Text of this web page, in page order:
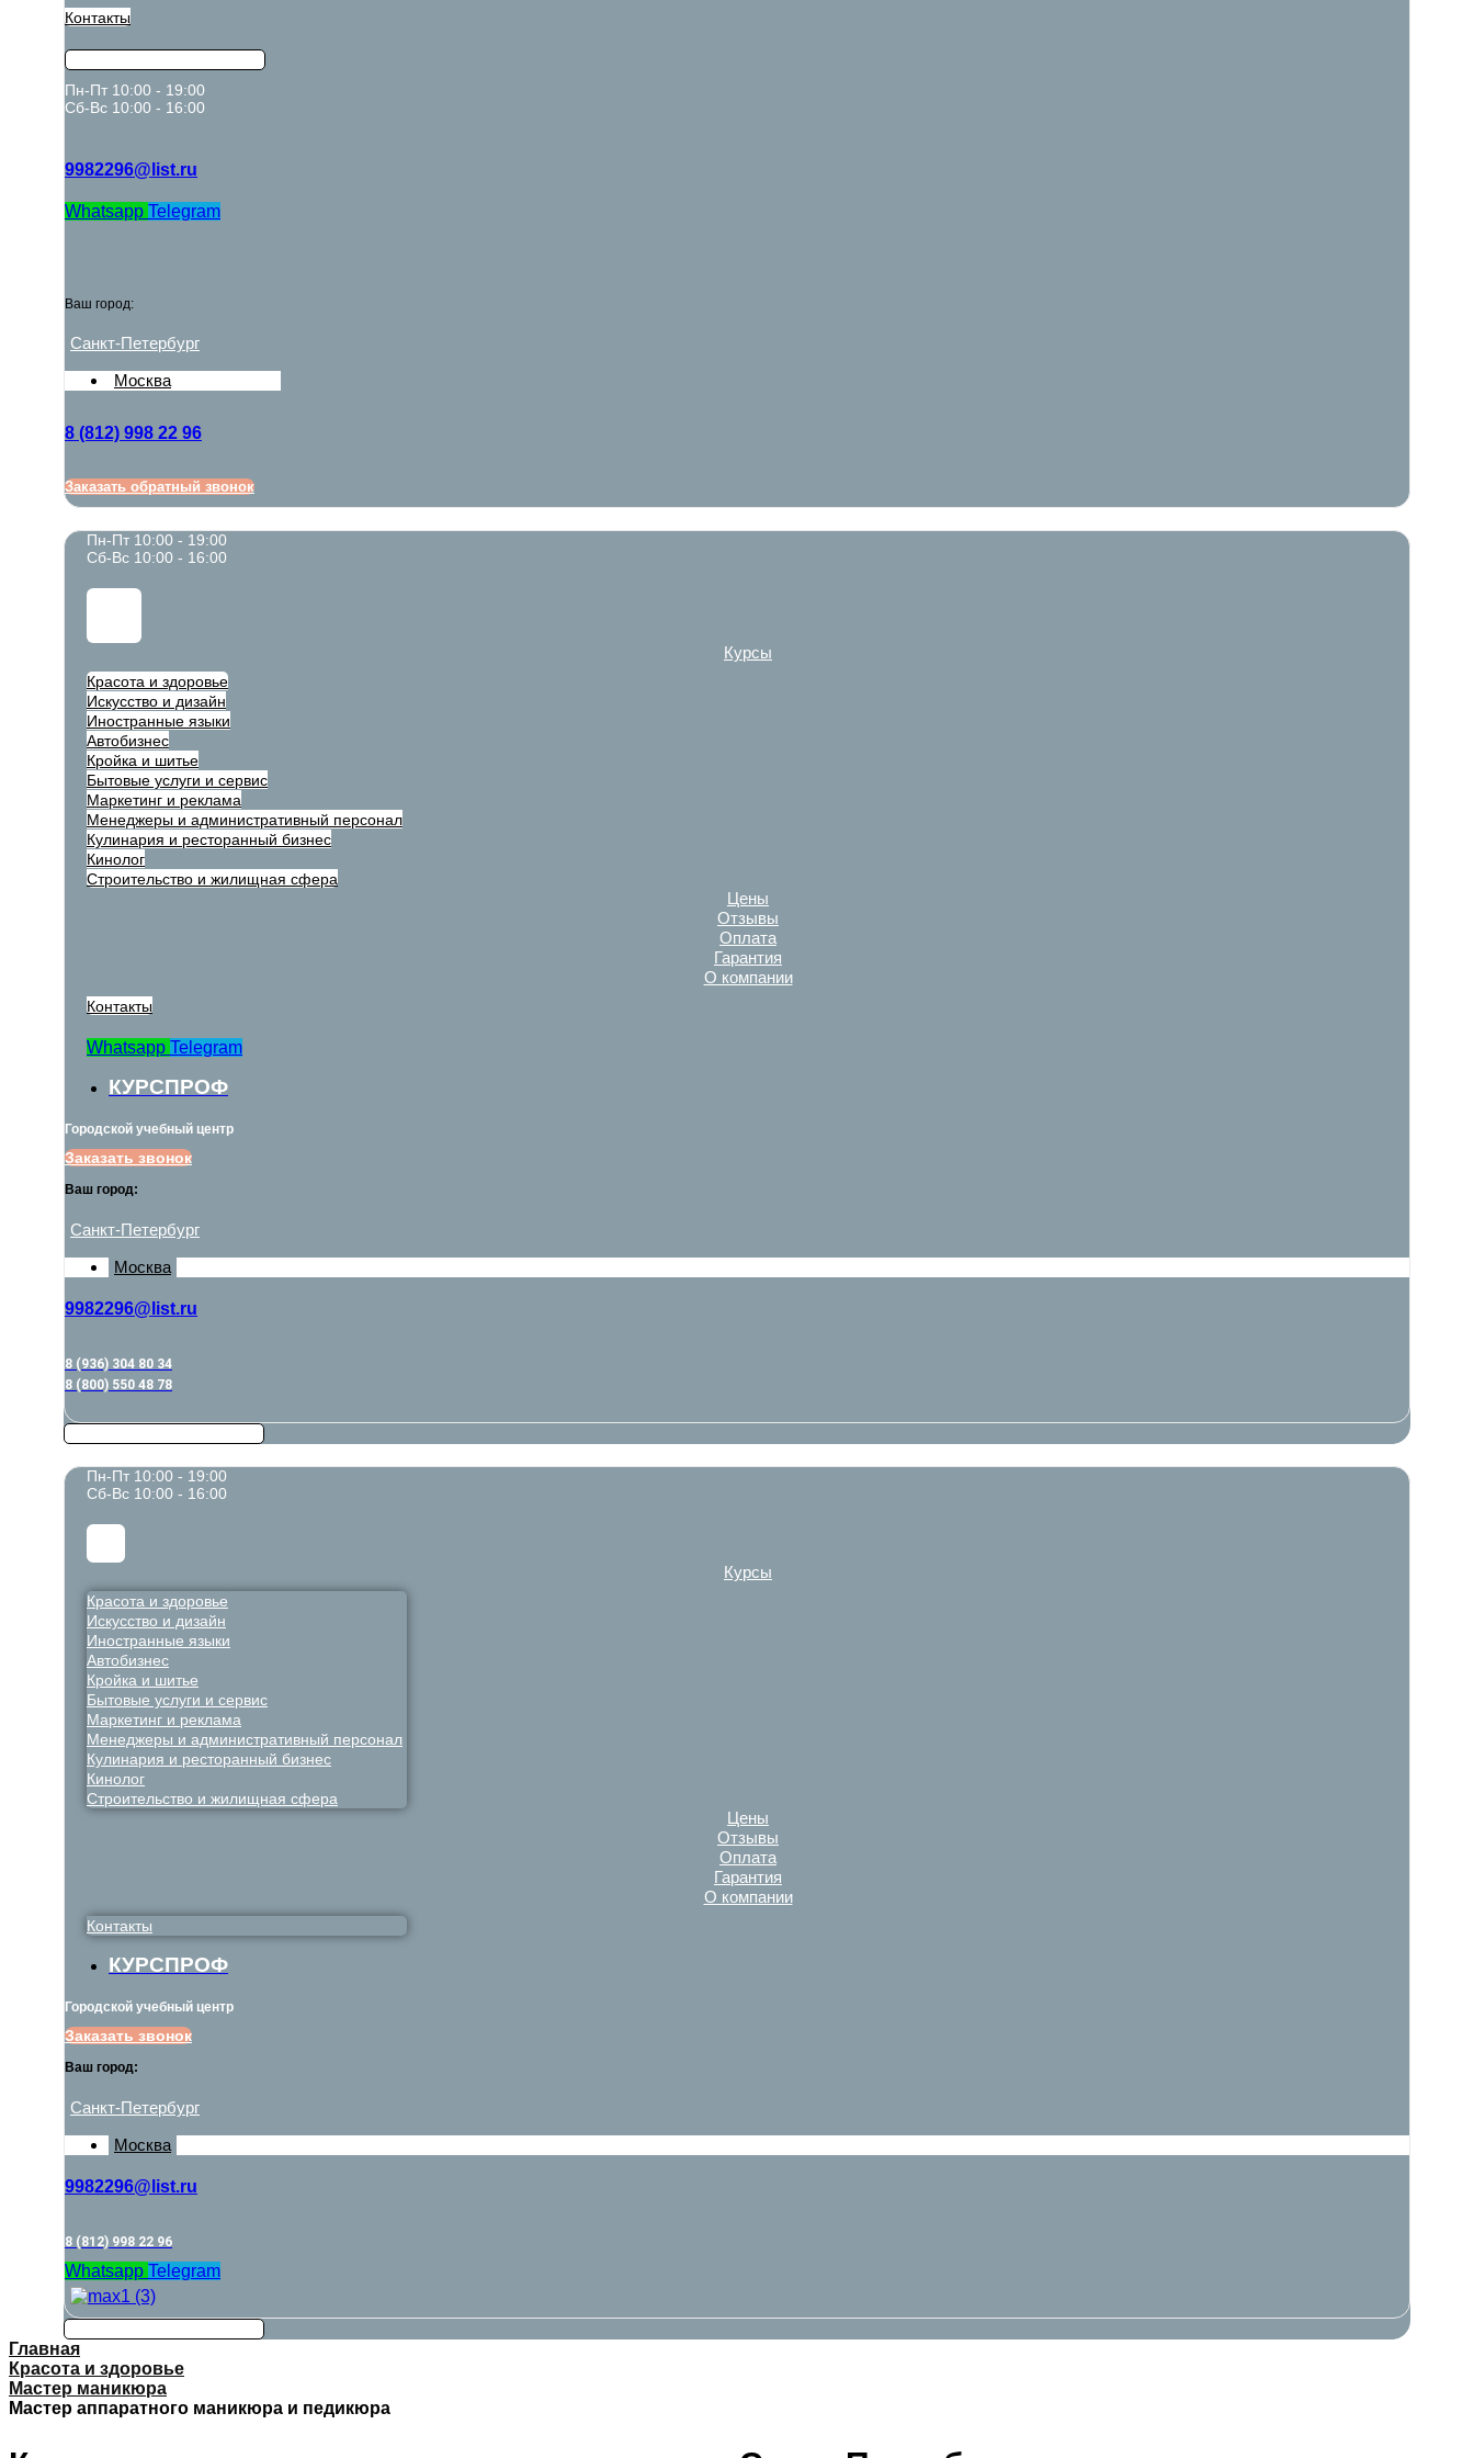
Контакты
Пн-Пт 10:00 - 19:00
Сб-Вс 10:00 - 16:00
9982296@list.ru
Whatsapp Telegram
Ваш город:
Санкт-Петербург
Москва
8 (812) 998 22 96
Заказать обратный звонок
Пн-Пт 10:00 - 19:00
Сб-Вс 10:00 - 16:00
Курсы
Красота и здоровье
Искусство и дизайн
Иностранные языки
Автобизнес
Кройка и шитье
Бытовые услуги и сервис
Маркетинг и реклама
Менеджеры и административный персонал
Кулинария и ресторанный бизнес
Кинолог
Строительство и жилищная сфера
Цены
Отзывы
Оплата
Гарантия
О компании
Контакты
Whatsapp Telegram
КУРСПРОФ
Городской учебный центр
Заказать звонок
Ваш город:
Санкт-Петербург
Москва
9982296@list.ru
8 (936) 304 80 34
8 (800) 550 48 78
Пн-Пт 10:00 - 19:00
Сб-Вс 10:00 - 16:00
Курсы
Красота и здоровье
Искусство и дизайн
Иностранные языки
Автобизнес
Кройка и шитье
Бытовые услуги и сервис
Маркетинг и реклама
Менеджеры и административный персонал
Кулинария и ресторанный бизнес
Кинолог
Строительство и жилищная сфера
Цены
Отзывы
Оплата
Гарантия
О компании
Контакты
КУРСПРОФ
Городской учебный центр
Заказать звонок
Ваш город:
Санкт-Петербург
Москва
9982296@list.ru
8 (812) 998 22 96
Whatsapp Telegram
Главная
Красота и здоровье
Мастер маникюра
Мастер аппаратного маникюра и педикюра